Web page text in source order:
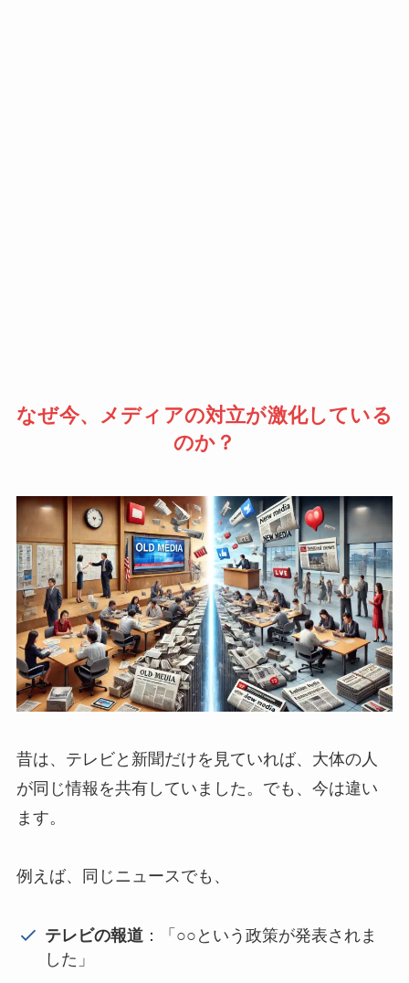
なぜ今、メディアの対立が激化している
のか？
昔は、テレビと新聞だけを見ていれば、大体の人
が同じ情報を共有していました。でも、今は違い
ます。
例えば、同じニュースでも、
テレビの報道 ：「○○という政策が発表されま
した」